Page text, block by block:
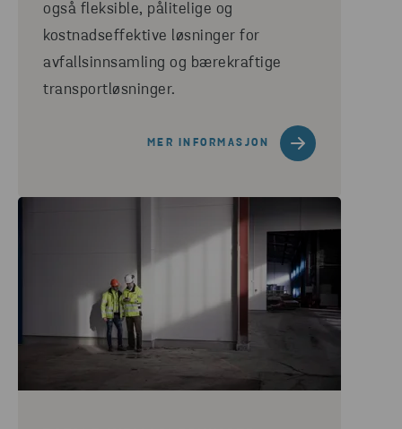
også fleksible, pålitelige og
kostnadseffektive løsninger for
avfallsinnsamling og bærekraftige
transportløsninger.
MER INFORMASJON